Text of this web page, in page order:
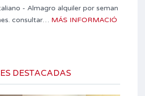
- Almagro alquiler por seman
consultar… MÁS INFORMACIÓ
DESTACADAS